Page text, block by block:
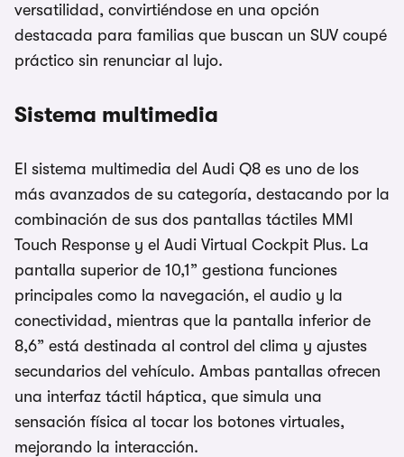
versatilidad, convirtiéndose en una opción
destacada para familias que buscan un SUV coupé
práctico sin renunciar al lujo.
Sistema multimedia
El sistema multimedia del Audi Q8 es uno de los
más avanzados de su categoría, destacando por la
combinación de sus dos pantallas táctiles MMI
Touch Response y el Audi Virtual Cockpit Plus. La
pantalla superior de 10,1” gestiona funciones
principales como la navegación, el audio y la
conectividad, mientras que la pantalla inferior de
8,6” está destinada al control del clima y ajustes
secundarios del vehículo. Ambas pantallas ofrecen
una interfaz táctil háptica, que simula una
sensación física al tocar los botones virtuales,
mejorando la interacción.